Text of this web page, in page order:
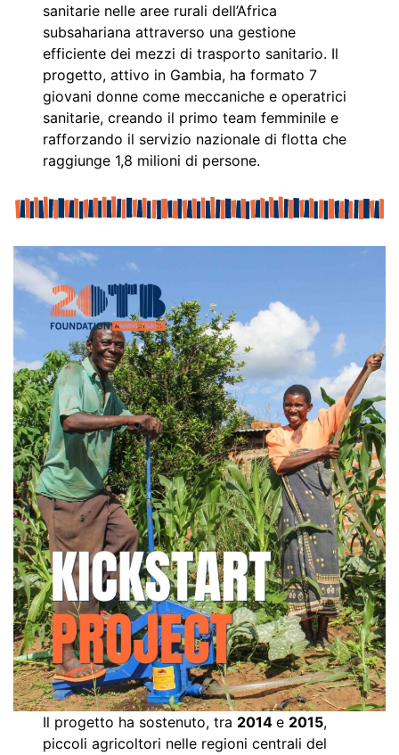
sanitarie nelle aree rurali dell’Africa
subsahariana attraverso una gestione
efficiente dei mezzi di trasporto sanitario. Il
progetto, attivo in Gambia, ha formato 7
giovani donne come meccaniche e operatrici
sanitarie, creando il primo team femminile e
rafforzando il servizio nazionale di flotta che
raggiunge 1,8 milioni di persone.
Il progetto ha sostenuto, tra 2014e 2015,
piccoli agricoltori nelle regioni centrali del